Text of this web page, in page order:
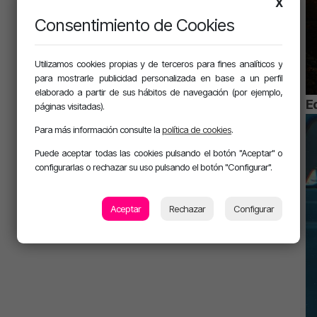
X
Consentimiento de Cookies
Utilizamos cookies propias y de terceros para fines analíticos y
para mostrarle publicidad personalizada en base a un perfil
elaborado a partir de sus hábitos de navegación (por ejemplo,
páginas visitadas).
Para más información consulte lapolítica de cookies.
Puede aceptar todas las cookies pulsando el botón "Aceptar" o
configurarlas o rechazar su uso pulsando el botón "Configurar".
Aceptar Rechazar Configurar